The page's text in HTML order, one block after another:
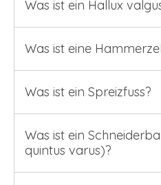
Was ist ein Hallux
Was ist eine
Was ist ein Spreizfuss?
Was ist ein
quintus varus)?